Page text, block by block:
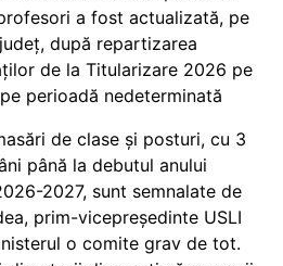
a fost actualizată, pe
după repartizarea
de la Titularizare 2026 pe
perioadă nedeterminată
de clase și posturi, cu 3
până la debutul anului
2027, sunt semnalate de
prim-vicepreședinte USLI
o comite grav de tot.